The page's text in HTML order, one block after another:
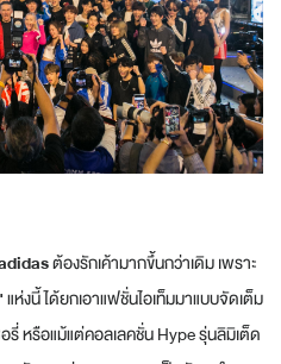
ต้องรักเค้ามากขึ้นกว่าเดิม เพราะ
แห่งนี้ ได้ยกเอาแฟชั่นไอเท็มมาแบบจัดเต็ม
รี่ หรือแม้แต่คอลเลคชั่น Hype รุ่นลิมิเต็ด